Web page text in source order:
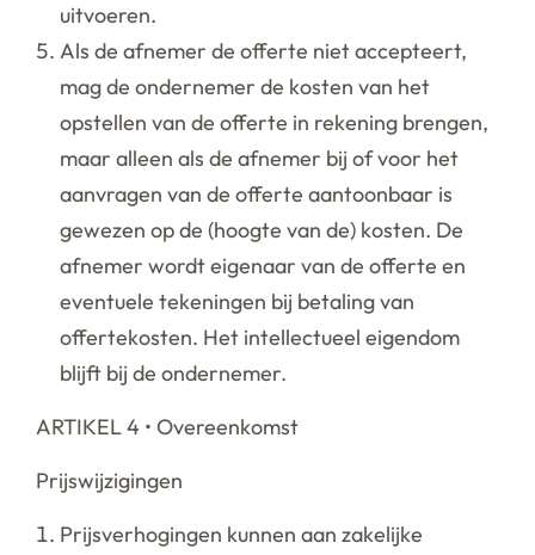
uitvoeren.
Als de afnemer de offerte niet accepteert,
mag de ondernemer de kosten van het
opstellen van de offerte in rekening brengen,
maar alleen als de afnemer bij of voor het
aanvragen van de offerte aantoonbaar is
gewezen op de (hoogte van de) kosten. De
afnemer wordt eigenaar van de offerte en
eventuele tekeningen bij betaling van
offertekosten. Het intellectueel eigendom
blijft bij de ondernemer.
ARTIKEL 4 • Overeenkomst
Prijswijzigingen
Prijsverhogingen kunnen aan zakelijke